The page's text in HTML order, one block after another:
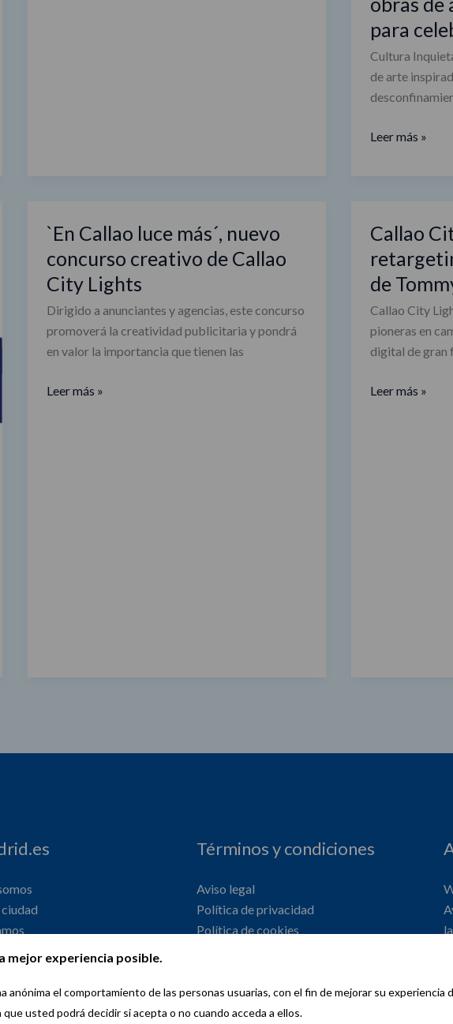
mejor experiencia posible.
el comportamiento de las personas usuarias, con el fin de mejorar su experiencia
usted podrá decidir si acepta o no cuando acceda a ellos.
para
Cultura
de arte
desescalada
Leer más »
`En Callao luce más´, nuevo
concurso creativo de Callao
City Lights
Dirigido a anunciantes y agencias, este concurso
promoverá la creatividad publicitaria y pondrá
en valor la importancia que tienen las
`En
luce
más
´,
nuevo
concurso
de
Leer más »
Callao
de
Callao City
pioneras en
digital de gran
Callao
City
Lights
estrena
el
retargeting
en
campaña
Leer más »
Términos y condiciones
Aviso legal
Política de privacidad
Política de cookies